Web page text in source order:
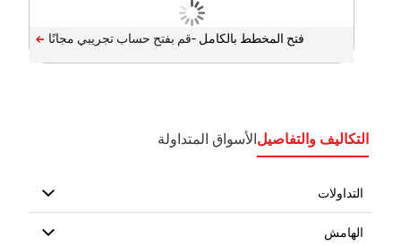
فتح المخطط بالكامل -
التكاليف والتفاصيلالأسواق المتداولة